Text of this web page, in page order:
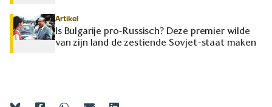
Artikel
Is Bulgarije pro-Russisch? Deze premier wilde
van zijn land de zestiende Sovjet-staat maken